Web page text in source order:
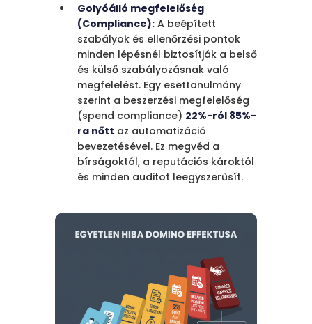
Golyóálló megfelelőség
(Compliance): A beépített
szabályok és ellenőrzési pontok
minden lépésnél biztosítják a belső
és külső szabályozásnak való
megfelelést. Egy esettanulmány
szerint a beszerzési megfelelőség
(spend compliance) 22%-ról 85%-
ra nőtt az automatizáció
bevezetésével. Ez megvéd a
bírságoktól, a reputációs károktól
és minden auditot leegyszerűsít.